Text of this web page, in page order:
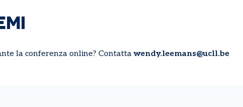
la conferenza online? Contatta wendy.leemans@ucll.be